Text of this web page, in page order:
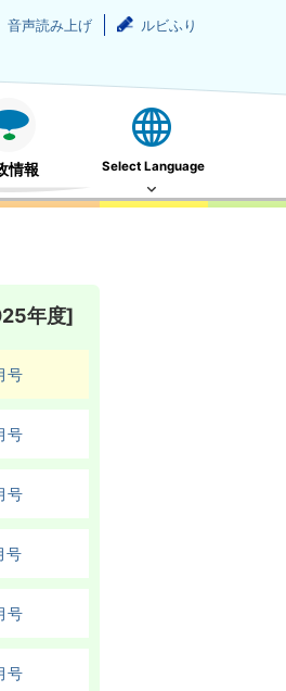
音声読み上げ ルビふり
情報 Select Language
年度]
号
号
号
号
号
号